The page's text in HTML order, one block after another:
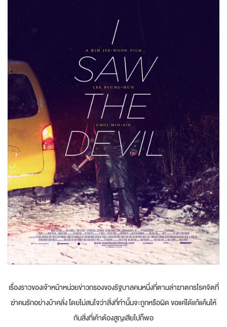
เรื่องราวของเจ้าหน้าหน่วยข่าวกรองของรัฐบาลคนหนึ่งที่ตามล่าฆาตกรโรคจิตที่
ฆ่าคนรักอย่างบ้าคลั่ง โดยไม่สนใจว่าสิ่งที่ทำนั้นจะถูกหรือผิด ขอแค่ได้แก้แค้นให้
กับสิ่งที่เค้าต้องสูญเสียไปก็พอ